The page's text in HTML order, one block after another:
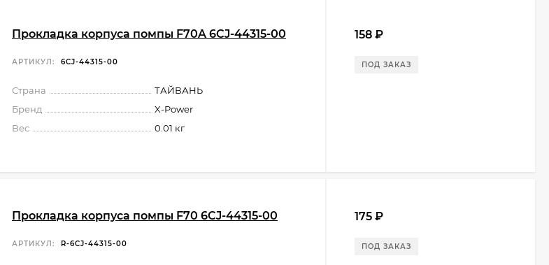
Прокладка корпуса помпы F70A 6CJ-44315-00
АРТИКУЛ: 6CJ-44315-00
Страна
ТАЙВАНЬ
Бренд
X-Power
Вес
0.01 кг
158 ₽
ПОД ЗАКАЗ
Прокладка корпуса помпы F70 6CJ-44315-00
АРТИКУЛ: R-6CJ-44315-00
175 ₽
ПОД ЗАКАЗ